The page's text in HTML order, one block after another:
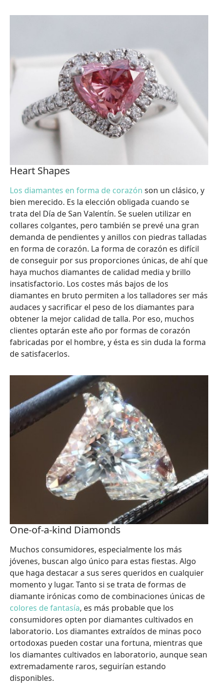
Heart Shapes
Los diamantes en forma de corazón son un clásico, y
bien merecido. Es la elección obligada cuando se
trata del Día de San Valentín. Se suelen utilizar en
collares colgantes, pero también se prevé una gran
demanda de pendientes y anillos con piedras talladas
en forma de corazón. La forma de corazón es difícil
de conseguir por sus proporciones únicas, de ahí que
haya muchos diamantes de calidad media y brillo
insatisfactorio. Los costes más bajos de los
diamantes en bruto permiten a los talladores ser más
audaces y sacrificar el peso de los diamantes para
obtener la mejor calidad de talla. Por eso, muchos
clientes optarán este año por formas de corazón
fabricadas por el hombre, y ésta es sin duda la forma
de satisfacerlos.
One-of-a-kind Diamonds
Muchos consumidores, especialmente los más
jóvenes, buscan algo único para estas fiestas. Algo
que haga destacar a sus seres queridos en cualquier
momento y lugar. Tanto si se trata de formas de
diamante irónicas como de combinaciones únicas de
colores de fantasía, es más probable que los
consumidores opten por diamantes cultivados en
laboratorio. Los diamantes extraídos de minas poco
ortodoxas pueden costar una fortuna, mientras que
los diamantes cultivados en laboratorio, aunque sean
extremadamente raros, seguirían estando
disponibles.